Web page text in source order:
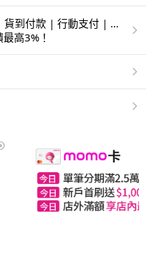
到付款 | 行動支付 | 超
卡高3%！